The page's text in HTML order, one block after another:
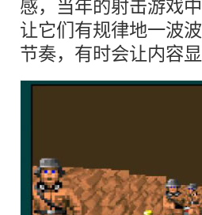
感，当年的射击游戏
让它们有规律地一波
节奏，有时会让内容显